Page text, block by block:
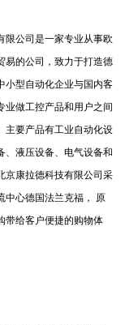
限公司是一家专业从事欧
易的公司，致力于打造德
小型自动化企业与国内客
业做工控产品和用户之间
主要产品有工业自动化设
、液压设备、电气设备和
京康拉德科技有限公司采
中心德国法兰克福， 原
带给客户便捷的购物体